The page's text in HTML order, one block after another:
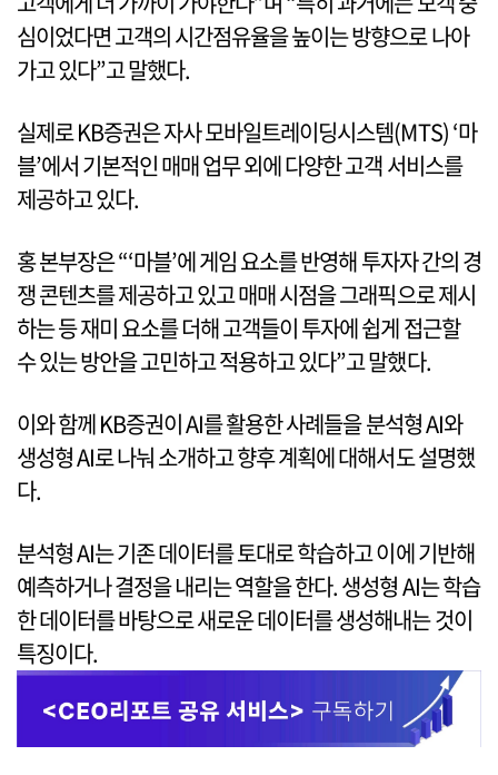
심이었다면 고객의 시간점유율을 높이는 방향으로 나아
가고 있다”고 말했다.
실제로 KB증권은 자사 모바일트레이딩시스템(MTS) ‘마
블’에서 기본적인 매매 업무 외에 다양한 고객 서비스를
제공하고 있다.
홍 본부장은 “‘마블’에 게임 요소를 반영해 투자자 간의 경
쟁 콘텐츠를 제공하고 있고 매매 시점을 그래픽으로 제시
하는 등 재미 요소를 더해 고객들이 투자에 쉽게 접근할
수 있는 방안을 고민하고 적용하고 있다”고 말했다.
이와 함께 KB증권이 AI를 활용한 사례들을 분석형 AI와
생성형 AI로 나눠 소개하고 향후 계획에 대해서도 설명했
다.
분석형 AI는 기존 데이터를 토대로 학습하고 이에 기반해
예측하거나 결정을 내리는 역할을 한다. 생성형 AI는 학습
한 데이터를 바탕으로 새로운 데이터를 생성해내는 것이
특징이다.